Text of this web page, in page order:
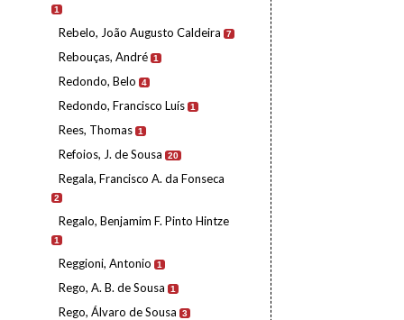
1
Rebelo, João Augusto Caldeira 7
Rebouças, André 1
Redondo, Belo 4
Redondo, Francisco Luís 1
Rees, Thomas 1
Refoios, J. de Sousa 20
Regala, Francisco A. da Fonseca
2
Regalo, Benjamim F. Pinto Hintze
1
Reggioni, Antonio 1
Rego, A. B. de Sousa 1
Rego, Álvaro de Sousa 3